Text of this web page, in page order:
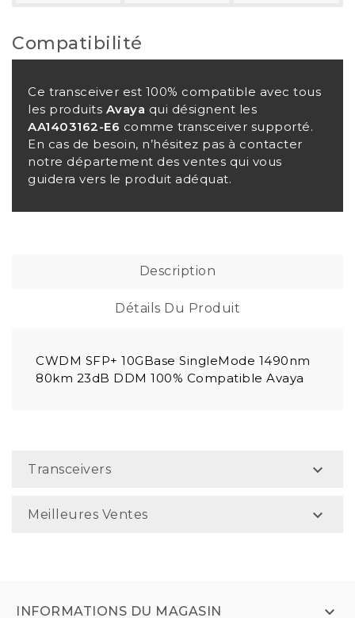
Compatibilité
Ce transceiver est 100% compatible avec tous
les produits Avaya qui désignent les
AA1403162-E6 comme transceiver supporté.
En cas de besoin, n’hésitez pas à contacter
notre département des ventes qui vous
guidera vers le produit adéquat.
Description
Détails Du Produit
CWDM SFP+ 10GBase SingleMode 1490nm
80km 23dB DDM 100% Compatible Avaya
Transceivers 
Meilleures Ventes 
INFORMATIONS DU MAGASIN 